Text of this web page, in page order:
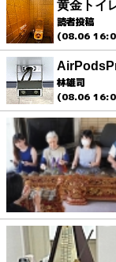
黄金トイ
読者投稿
(08.06
林雄司
(08.06